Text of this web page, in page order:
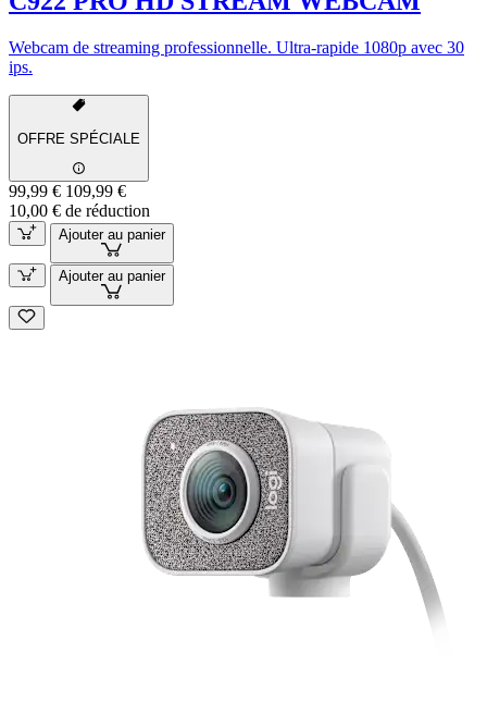
Webcam de streaming professionnelle. Ultra-rapide 1080p avec 30
ips.
OFFRE SPÉCIALE
99,99 € 109,99 €
10,00 € de réduction
Ajouter au panier
Ajouter au panier